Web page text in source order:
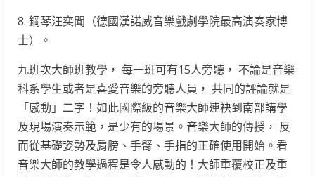
8. 鋼琴汪奕聞（德國漢諾威音樂戲劇學院最高演奏家博
士）。
九班次大師班教學， 每一班可有15人旁聽， 不論是音樂
科系學生或者是喜愛音樂的旁聽人員， 共同的評論就是
「感動」二字！如此國際級的音樂大師連袂到南部講學
及現場演奏示範，是少有的場景。音樂大師的傳授， 反
而從基礎姿勢及肩膀、手臂、手指的正確使用開始。看
音樂大師的教學過程是令人感動的！大師重覆校正及重